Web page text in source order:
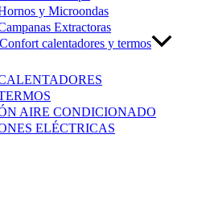
y Microondas
Extractoras
calentadores y termos
AIRE CONDICIONADO
ELÉCTRICAS